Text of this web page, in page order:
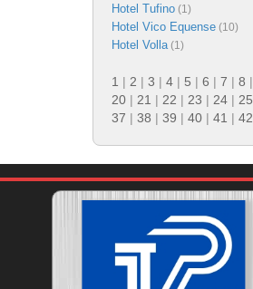
Hotel Tufino (1)
Hotel Vico Equense (10)
Hotel Volla(1)
1 | 2 | 3 | 4 | 5 | 6 | 7 | 8 |
20 | 21 | 22 | 23 | 24 | 25
37 | 38 | 39 | 40 | 41 | 42